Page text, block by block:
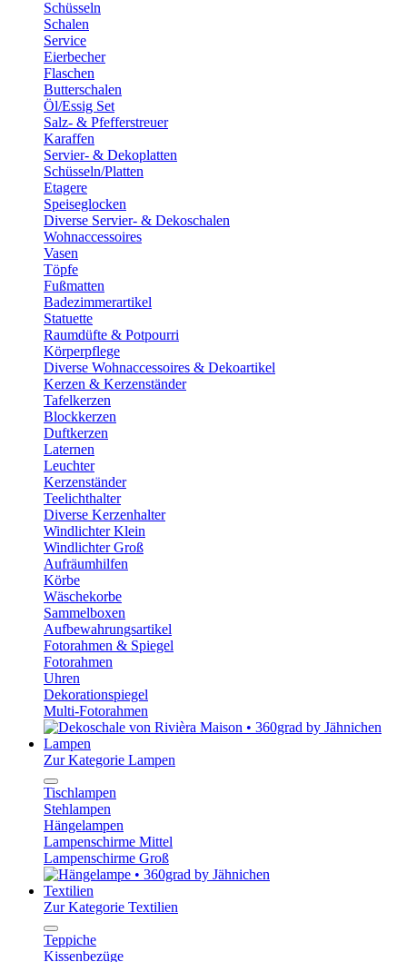
Schüsseln
Schalen
Service
Eierbecher
Flaschen
Butterschalen
Öl/Essig Set
Salz- & Pfefferstreuer
Karaffen
Servier- & Dekoplatten
Schüsseln/Platten
Etagere
Speiseglocken
Diverse Servier- & Dekoschalen
Wohnaccessoires
Vasen
Töpfe
Fußmatten
Badezimmerartikel
Statuette
Raumdüfte & Potpourri
Körperpflege
Diverse Wohnaccessoires & Dekoartikel
Kerzen & Kerzenständer
Tafelkerzen
Blockkerzen
Duftkerzen
Laternen
Leuchter
Kerzenständer
Teelichthalter
Diverse Kerzenhalter
Windlichter Klein
Windlichter Groß
Aufräumhilfen
Körbe
Wäschekorbe
Sammelboxen
Aufbewahrungsartikel
Fotorahmen & Spiegel
Fotorahmen
Uhren
Dekorationspiegel
Multi-Fotorahmen
Lampen
Zur Kategorie Lampen
Tischlampen
Stehlampen
Hängelampen
Lampenschirme Mittel
Lampenschirme Groß
Textilien
Zur Kategorie Textilien
Teppiche
Kissenbezüge